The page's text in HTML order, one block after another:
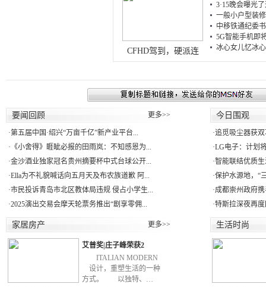
CFHD驾到，硬派连
3·15晚会曝光
一般小户型装
中移铁通纪委
5G智能手机即
冰心女儿忆冰
要闻回顾 更多>>
·第五届中国·绍兴“万亩千亿”新产业平台...
· 《小舍得》睚眦必报的田雨岚：不知感恩为...
·金沙酒业独家冠名贵州摘要杯中式台球公开...
·Ella为不礼貌喊话向五月天及布农族道歉 阿...
·市民投诉青岛市北区教体局违规 侵占小学生...
·2025演出交易会摩天轮票务推出“剧享零佣...
今日围观
·追觅吸尘器获
·LG电子：计划
·智能联结优质
·保护水源地，“
·成都崇州政府
·特斯拉深夜再
家居房产 更多>>
艾普奖|庄子峰荣获2
ITALIAN MODERN
设计，重塑生活的一种
方式。 以独特、…
生活时尚